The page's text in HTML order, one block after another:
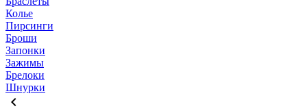
Колье
Пирсинги
Броши
Запонки
Зажимы
Брелоки
Шнурки
keyboard_arrow_left